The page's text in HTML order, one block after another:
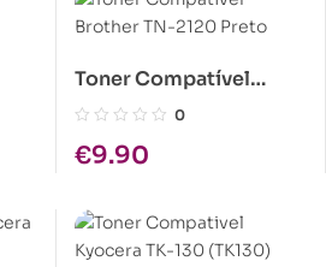
Toner Compatível
Brother TN-2120 Preto
0
€9.90